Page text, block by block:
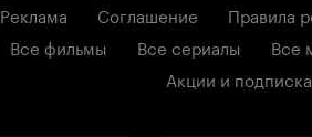
Реклама Соглашение Правила
Все фильмы Все сериалы Все
Акции и подписка